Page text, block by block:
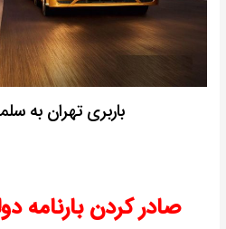
باربری تهران به
صادر کردن بارنامه